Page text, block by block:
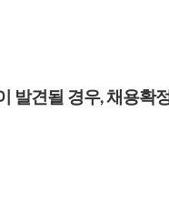
발견될 경우, 채용확